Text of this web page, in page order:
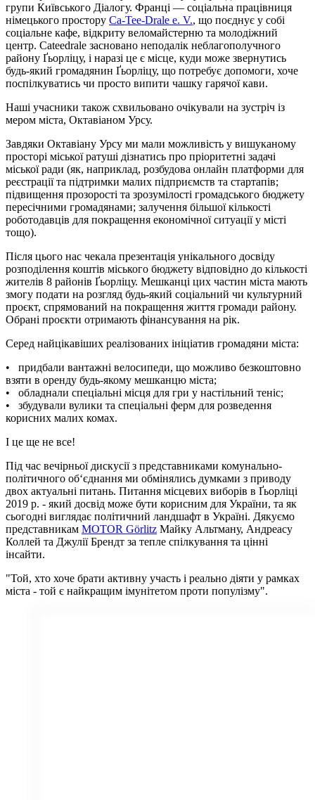
групи Київського Діалогу. Франці — соціальна працівниця
німецького простору Ca-Tee-Drale e. V., що поєднує у собі
соціальне кафе, відкриту веломайстерню та молодіжний
центр. Cateedrale засновано неподалік неблагополучного
району Ґьорліцу, і наразі це є місце, куди може звернутись
будь-який громадянин Ґьорліцу, що потребує допомоги, хоче
поспілкуватись чи просто випити чашку гарячої кави.
Наші учасники також схвильовано очікували на зустріч із
мером міста, Октавіаном Урсу.
Завдяки Октавіану Урсу ми мали можливість у вишуканому
просторі міської ратуші дізнатись про пріоритетні задачі
міської ради (як, наприклад, розбудова онлайн платформи для
реєстрації та підтримки малих підприємств та стартапів;
підвищення прозорості та зрозумілості громадського бюджету
пересічними громадянами; залучення більшої кількості
роботодавців для покращення економічної ситуації у місті
тощо).
Після цього нас чекала презентація унікального досвіду
розподілення коштів міського бюджету відповідно до кількості
жителів 8 районів Ґьорліцу. Мешканці цих частин міста мають
змогу подати на розгляд будь-який соціальний чи культурний
проєкт, спрямований на покращення життя громади району.
Обрані проєкти отримають фінансування на рік.
Серед найцікавіших реалізованих ініціатив громадяни міста:
• придбали вантажні велосипеди, що можливо безкоштовно
взяти в оренду будь-якому мешканцю міста;
• обладнали спеціальні місця для гри у настільний теніс;
• збудували вулики та спеціальні ферм для розведення
корисних малих комах.
І це ще не все!
Під час вечірньої дискусії з представниками комунально-
політичного об‘єднання ми обмінялись думками з приводу
двох актуальні питань. Питання місцевих виборів в Ґьорліці
2019 р. - який досвід може бути корисним для України, та як
сьогодні виглядає політичний ландшафт в Україні. Дякуємо
представникам MOTOR Görlitz Майку Альтману, Андреасу
Коллей та Джулії Брендт за тепле спілкування та цінні
інсайти.
"Той, хто хоче брати активну участь і реально діяти у рамках
міста - той є найкращим імунітетом проти популізму".